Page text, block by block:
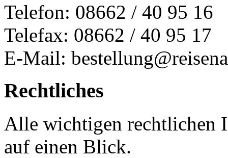
Telefon: 08662 / 40 95 16
Telefax: 08662 / 40 95 17
E-Mail:
Rechtliches
Alle wichtigen rechtlichen
auf einen Blick.